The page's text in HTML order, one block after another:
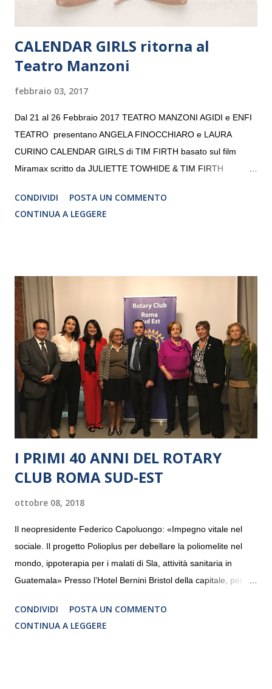
CALENDAR GIRLS ritorna al
Teatro Manzoni
febbraio 03, 2017
Dal 21 al 26 Febbraio 2017 TEATRO MANZONI AGIDI e ENFI
TEATRO presentano ANGELA FINOCCHIARO e LAURA
CURINO CALENDAR GIRLS di TIM FIRTH basato sul film
Miramax scritto da JULIETTE TOWHIDE & TIM FIRTH
CRISTINA PEZZOLI
CONDIVIDI
POSTA UN COMMENTO
CONTINUA A LEGGERE
I PRIMI 40 ANNI DEL ROTARY
CLUB ROMA SUD-EST
ottobre 08, 2018
Il neopresidente Federico Capoluongo: «Impegno vitale nel
sociale. Il progetto Polioplus per debellare la poliomelite nel
mondo, ippoterapia per i malati di Sla, attività sanitaria in
Guatemala» Presso l’Hotel Bernini Bristol della capitale, per la
programmazione del Rotary Club Roma Sud-Est che festeggia
i quaranta anni di attività. Un’occasione per raccontare al
CONDIVIDI
POSTA UN COMMENTO
CONTINUA A LEGGERE